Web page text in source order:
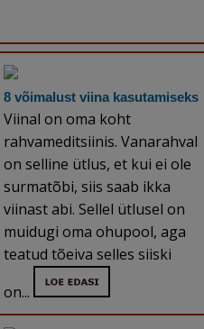
8 võimalust viina kasutamiseks
Viinal on oma koht
rahvameditsiinis. Vanarahval
on selline ütlus, et kui ei ole
surmatõbi, siis saab ikka
viinast abi. Sellel ütlusel on
muidugi oma ohupool, aga
teatud tõeiva selles siiski
on...